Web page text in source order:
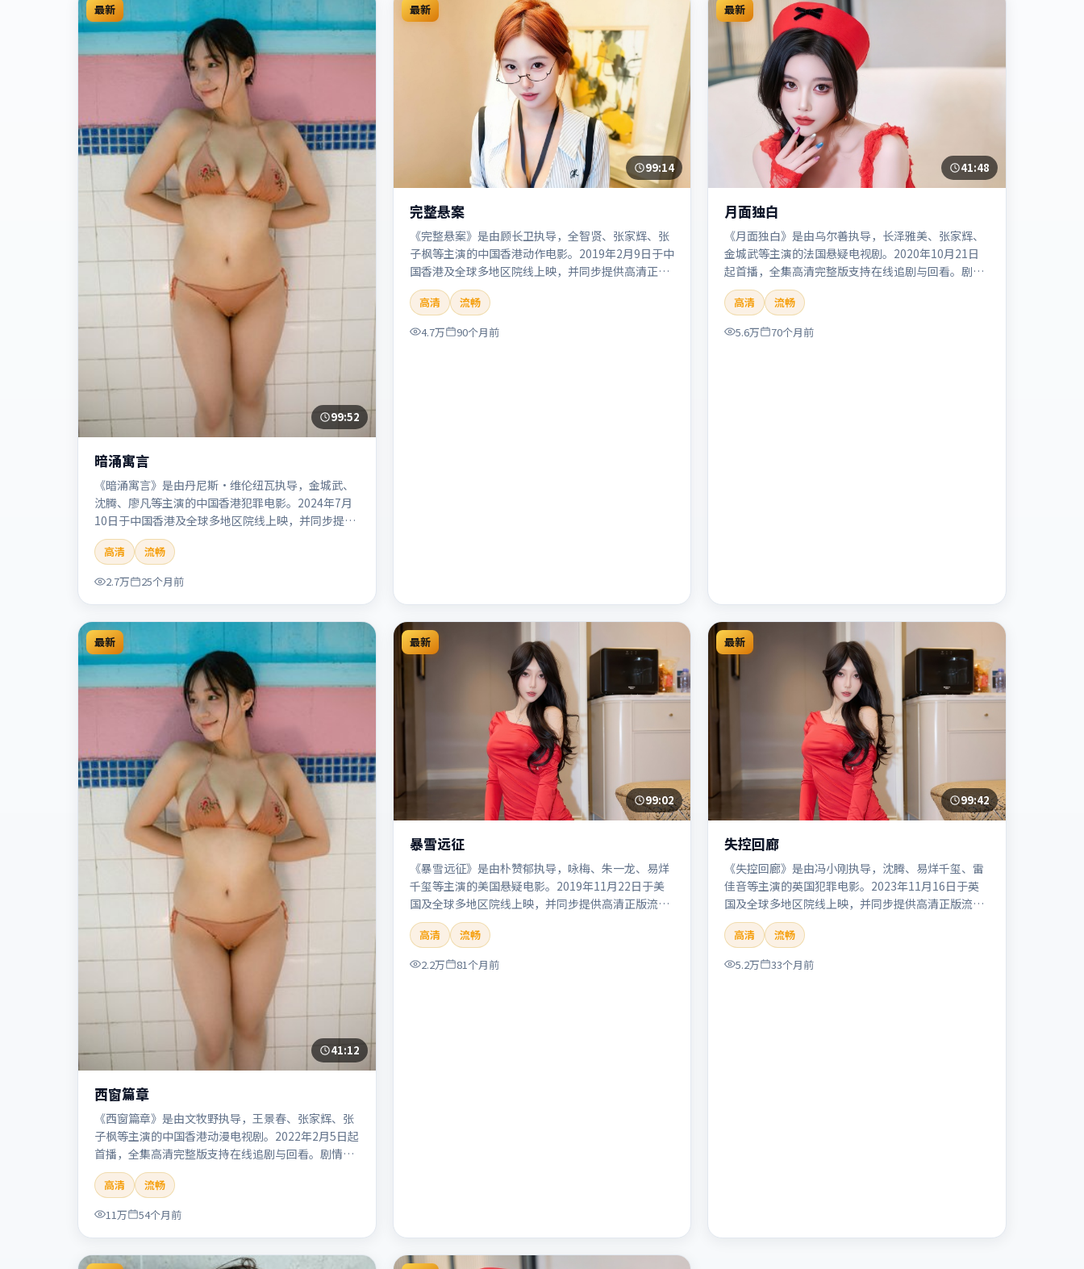
最新
99:52
暗涌寓言
《暗涌寓言》是由丹尼斯·维伦纽瓦执导，金城武、
沈腾、廖凡等主演的中国香港犯罪电影。2024年7月
10日于中国香港及全球多地区院线上映，并同步提供
高清正版流媒体在线观看。剧情与看点：聚焦案件与
人性灰色地带，张力十足，兼具社会观察与戏剧冲
突。本片适合检索「暗涌寓言」「丹尼斯·维伦纽
瓦」「犯罪」「中国香港」「2024」「2024-07-10
上映」等关键词的影迷阅读简介与主创信息。
高清
流畅
2.7万
25个月前
最新
99:14
完整悬案
《完整悬案》是由顾长卫执导，全智贤、张家辉、张
子枫等主演的中国香港动作电影。2019年2月9日于中
国香港及全球多地区院线上映，并同步提供高清正版
流媒体在线观看。剧情与看点：动作场面密集，节奏
明快，适合喜欢热血追缉与爆破场面的观众。本片适
合检索「完整悬案」「顾长卫」「动作」「中国香
港」「2019」「2019-02-09上映」等关键词的影迷
高清
流畅
4.7万
90个月前
最新
41:48
月面独白
《月面独白》是由乌尔善执导，长泽雅美、张家辉、
金城武等主演的法国悬疑电视剧。2020年10月21日
起首播，全集高清完整版支持在线追剧与回看。剧情
与看点：悬念层层推进，线索相互勾连，结局出人意
料，适合推理爱好者。本片适合检索「月面独白」
「乌尔善」「悬疑」「法国」「2020」「2020-10-
21上映」等关键词的影迷阅读简介与主创信息。
高清
流畅
5.6万
70个月前
最新
41:12
西窗篇章
《西窗篇章》是由文牧野执导，王景春、张家辉、张
子枫等主演的中国香港动漫电视剧。2022年2月5日起
首播，全集高清完整版支持在线追剧与回看。剧情与
看点：画风鲜明，想象力丰富，剧情适合青少年与动
画爱好者。本片适合检索「西窗篇章」「文牧野」
「动漫」「中国香港」「2022」「2022-02-05上
映」等关键词的影迷阅读简介与主创信息。
高清
流畅
11万
54个月前
最新
99:02
暴雪远征
《暴雪远征》是由朴赞郁执导，咏梅、朱一龙、易烊
千玺等主演的美国悬疑电影。2019年11月22日于美
国及全球多地区院线上映，并同步提供高清正版流媒
体在线观看。剧情与看点：悬念层层推进，线索相互
勾连，结局出人意料，适合推理爱好者。本片适合检
索「暴雪远征」「朴赞郁」「悬疑」「美国」
「2019」「2019-11-22上映」等关键词的影迷阅读
高清
流畅
2.2万
81个月前
最新
99:42
失控回廊
《失控回廊》是由冯小刚执导，沈腾、易烊千玺、雷
佳音等主演的英国犯罪电影。2023年11月16日于英
国及全球多地区院线上映，并同步提供高清正版流媒
体在线观看。剧情与看点：聚焦案件与人性灰色地
带，张力十足，兼具社会观察与戏剧冲突。本片适合
检索「失控回廊」「冯小刚」「犯罪」「英国」
「2023」「2023-11-16上映」等关键词的影迷阅读
高清
流畅
5.2万
33个月前